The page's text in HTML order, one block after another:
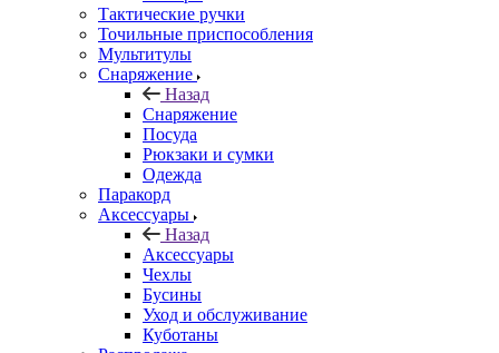
Тактические ручки
Точильные приспособления
Мультитулы
Снаряжение
Назад
Снаряжение
Посуда
Рюкзаки и сумки
Одежда
Паракорд
Аксессуары
Назад
Аксессуары
Чехлы
Бусины
Уход и обслуживание
Куботаны